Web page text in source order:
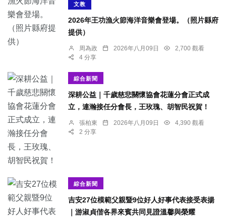
文教
2026年王功漁火節海洋音樂會登場。（照片縣府
提供）
周為政 2026年八月09日
2,700 觀看
4 分享
綜合新聞
深耕公益｜千歲慈悲關懷協會花蓮分會正式成
立，連瀚接任分會長，王玫瑰、胡智民祝賀！
張柏東 2026年八月09日
4,390 觀看
2 分享
綜合新聞
吉安27位模範父親暨9位好人好事代表接受表揚
｜游淑貞偕各界來賓共同見證溫馨與榮耀